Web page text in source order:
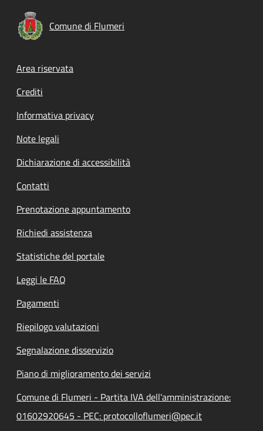
Comune di Flumeri
Footer menu
Area riservata
Crediti
Informativa privacy
Note legali
Dichiarazione di accessibilità
Contatti
Prenotazione appuntamento
Richiedi assistenza
Statistiche del portale
Leggi le FAQ
Pagamenti
Riepilogo valutazioni
Segnalazione disservizio
Piano di miglioramento dei servizi
Comune di Flumeri - Partita IVA dell'amministrazione:
01602920645 - PEC: protocolloflumeri@pec.it